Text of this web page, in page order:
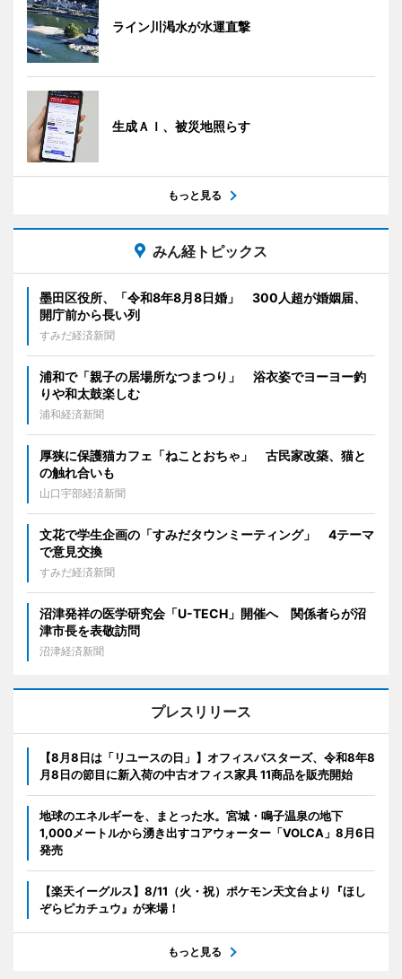
ライン川渇水が水運直撃
生成ＡＩ、被災地照らす
もっと見る
みん経トピックス
墨田区役所、「令和8年8月8日婚」 300人超が婚姻届、
開庁前から長い列
すみだ経済新聞
浦和で「親子の居場所なつまつり」 浴衣姿でヨーヨー釣
りや和太鼓楽しむ
浦和経済新聞
厚狭に保護猫カフェ「ねことおちゃ」 古民家改築、猫と
の触れ合いも
山口宇部経済新聞
文花で学生企画の「すみだタウンミーティング」 4テーマ
で意見交換
すみだ経済新聞
沼津発祥の医学研究会「U-TECH」開催へ 関係者らが沼
津市長を表敬訪問
沼津経済新聞
プレスリリース
【8月8日は「リユースの日」】オフィスバスターズ、令和8年8
月8日の節目に新入荷の中古オフィス家具 11商品を販売開始
地球のエネルギーを、まとった水。宮城・鳴子温泉の地下
1,000メートルから湧き出すコアウォーター「VOLCA」8月6日
発売
【楽天イーグルス】8/11（火・祝）ポケモン天文台より『ほし
ぞらピカチュウ』が来場！
もっと見る